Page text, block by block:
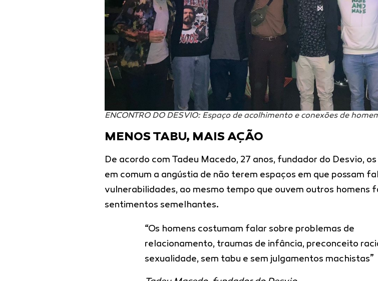
ENCONTRO DO DESVIO: Espaço de acolhimento e conexões de
MENOS TABU, MAIS AÇÃO
De acordo com Tadeu Macedo, 27 anos, fundador do Desvio,
em comum a angústia de não terem espaços em que possam
vulnerabilidades, ao mesmo tempo que ouvem outros homens
sentimentos semelhantes.
“Os homens costumam falar sobre problemas de
relacionamento, traumas de infância, preconceito
sexualidade, sem tabu e sem julgamentos machistas”